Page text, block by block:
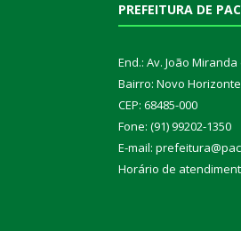
PREFEITURA DE
End.: Av. João
Bairro: Novo
CEP: 68485-000
Fone: (91) 99202-1350
E-mail:
Horário de